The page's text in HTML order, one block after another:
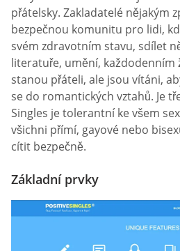
přátelsky. Zakladatelé nějakým
bezpečnou komunitu pro lidi,
svém zdravotním stavu, sdílet
literatuře, umění, každodenním
stanou přáteli, ale jsou vítáni,
se do romantických vztahů. Je
Singles je tolerantní ke všem
všichni přímí, gayové nebo
cítit bezpečně.
Základní prvky